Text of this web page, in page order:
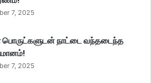
7, 2025
பொருட்களுடன் நாட்டை வந்தடைந்த
7, 2025